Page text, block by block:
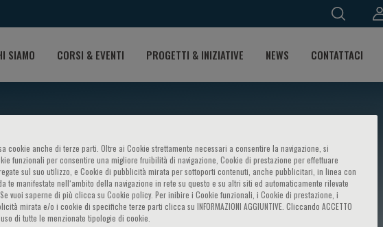
SIAMO CORSI & EVENTI PROGETTI & INIZIATIVE NEWS CONTATTACI
cookie anche di terze parti. Oltre ai Cookie strettamente necessari a consentire la navigazione, si
funzionali per consentire una migliore fruibilità di navigazione, Cookie di prestazione per effettuare
sul suo utilizzo, e Cookie di pubblicità mirata per sottoporti contenuti, anche pubblicitari, in linea con
te manifestate nell‘ambito della navigazione in rete su questo e su altri siti ed automaticamente rilevate
vuoi saperne di più clicca su Cookie policy. Per inibire i Cookie funzionali, i Cookie di prestazione, i
mirata e/o i cookie di specifiche terze parti clicca su INFORMAZIONI AGGIUNTIVE. Cliccando ACCETTO
di tutte le menzionate tipologie di cookie.